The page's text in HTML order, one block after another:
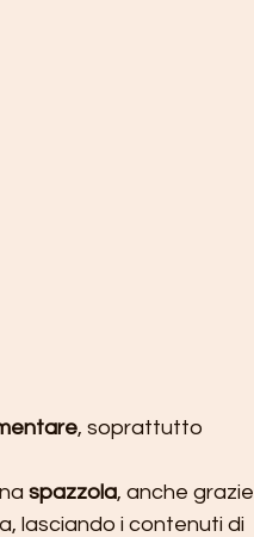
, soprattutto
spazzola, anche grazie
lasciando i contenuti di